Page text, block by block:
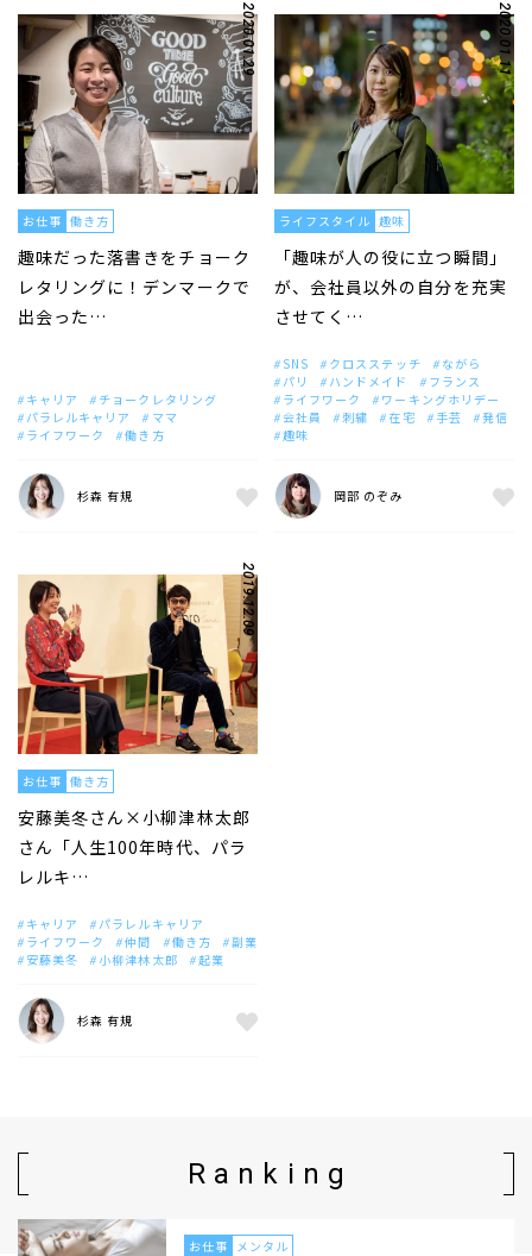
2020.01.29
お仕事 働き方
趣味だった落書きをチョーク
レタリングに！デンマークで
出会った…
キャリア
チョークレタリング
パラレルキャリア
ママ
ライフワーク
働き方
杉森 有規
2020.01.11
ライフスタイル 趣味
「趣味が人の役に立つ瞬間」
が、会社員以外の自分を充実
させてく…
SNS クロスステッチ
ながら
パリ
ハンドメイド
フランス
ライフワーク
ワーキングホリデー
会社員
刺繍 在宅 手芸
発信
趣味
岡部 のぞみ
2019.12.09
お仕事 働き方
安藤美冬さん×小柳津林太郎
さん「人生100年時代、パラ
レルキ…
キャリア
パラレルキャリア
ライフワーク
仲間 働き方
副業
安藤美冬
小柳津林太郎 起業
杉森 有規
Ranking
お仕事 メンタル